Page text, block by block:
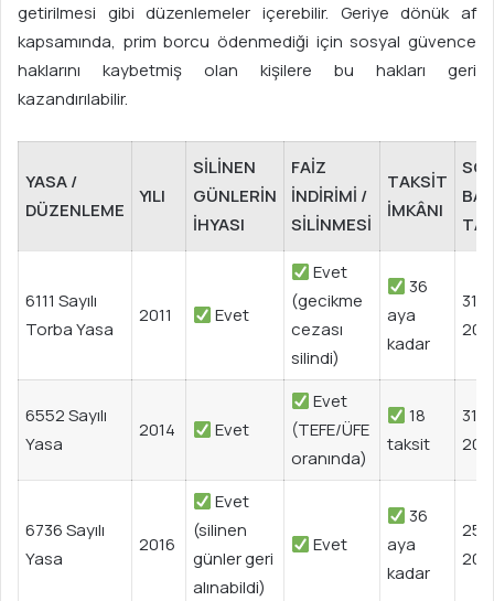
getirilmesi gibi düzenlemeler içerebilir. Geriye dönük af
kapsamında, prim borcu ödenmediği için sosyal güvence
haklarını kaybetmiş olan kişilere bu hakları geri
kazandırılabilir.
YASA /
DÜZENLEME
YILI
SILINEN
GÜNLERIN
İHYASI
FAIZ
İNDIRIMI /
SILINMESI
TAKSIT
İMKÂNI
6111 Sayılı
Torba Yasa
2011 Evet
Evet
(gecikme
cezası
silindi)
36
aya
kadar
31
2011
6552 Sayılı
Yasa
2014 Evet
Evet
(TEFE/ÜFE
oranında)
18
taksit
31
6736 Sayılı
Yasa
2016
Evet
(silinen
günler geri
alınabildi)
Evet
36
aya
kadar
25